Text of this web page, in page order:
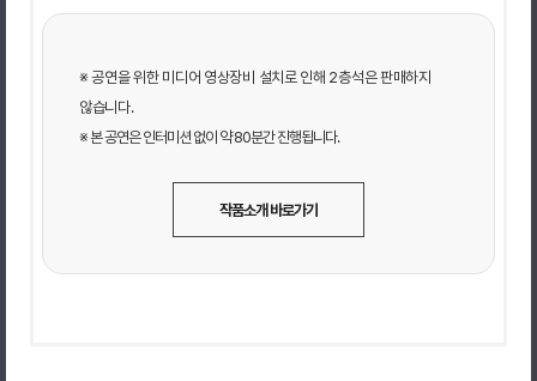
※ 공연을 위한 미디어 영상장비 설치로 인해 2층석은 판매하지
않습니다.
※ 본 공연은 인터미션 없이 약 80분간 진행됩니다.
작품소개 바로가기